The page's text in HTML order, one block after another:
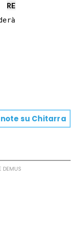
RE
su Chitarra
DEMUS